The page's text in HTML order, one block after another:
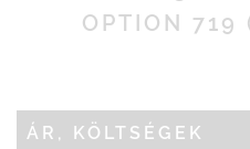
OPTION 719
ÁR, KÖLTSÉGEK